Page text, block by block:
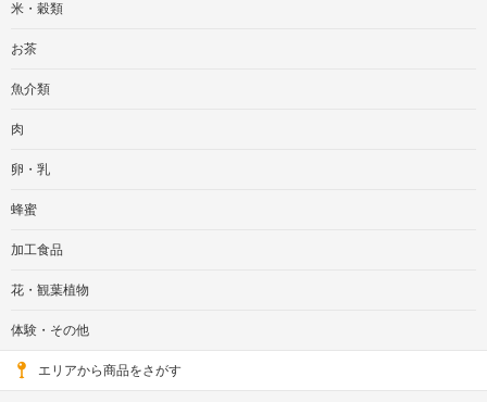
米・穀類
お茶
魚介類
肉
卵・乳
蜂蜜
加工食品
花・観葉植物
体験・その他
エリアから商品をさがす